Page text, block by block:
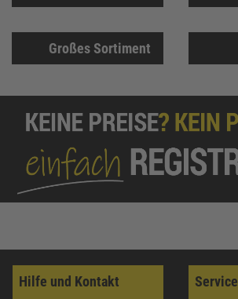
Großes Sortiment
Hilfe und Kontakt Service